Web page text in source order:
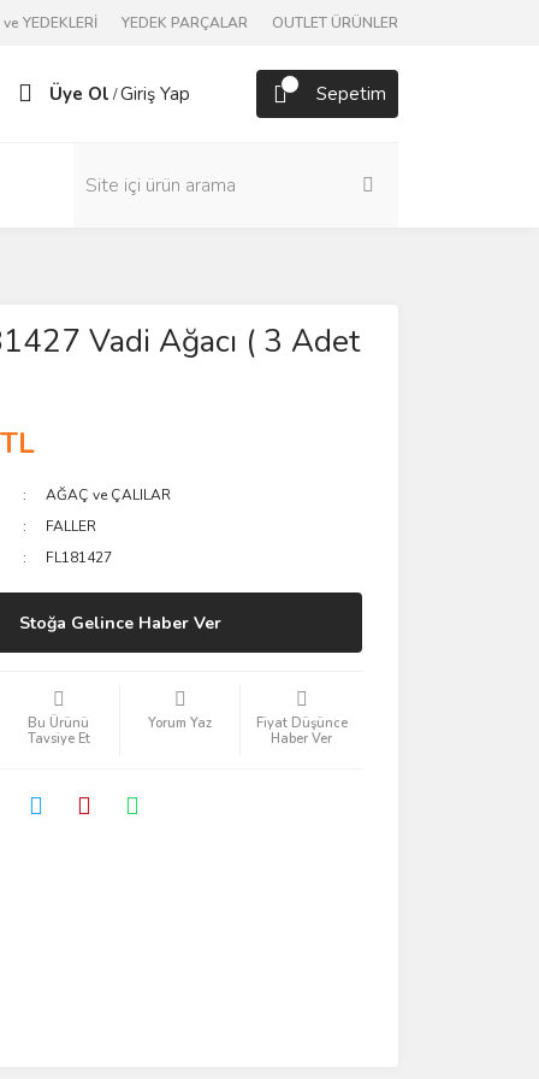
YEDEKLERİ YEDEK PARÇALAR OUTLET ÜRÜNLER
Üye Ol /Giriş Yap Sepetim
Vadi Ağacı ( 3 Adet
AĞAÇ ve ÇALILAR
FALLER
FL181427
Stoğa Gelince Haber Ver
Bu Ürünü
Tavsiye Et
Yorum Yaz
Fiyat Düşünce
Haber Ver